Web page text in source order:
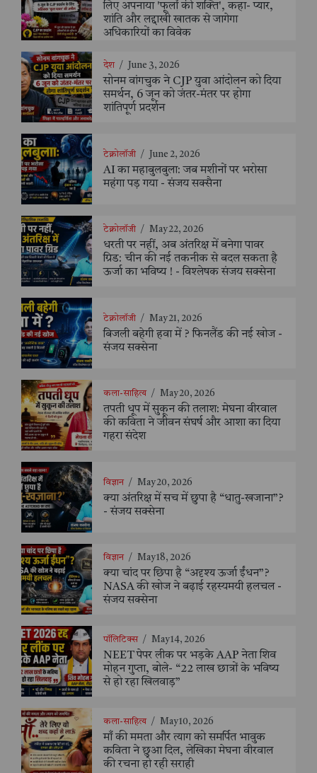
लिए अपनाया 'फूलों की शक्ति', कहा- प्यार,
शांति और लद्दाखी खातक से जागेगा
अधिकारियों का विवेक
देश / June 3, 2026
सोनम वांगचुक ने CJP युवा आंदोलन को दिया
समर्थन, 6 जून को जंतर-मंतर पर होगा
शांतिपूर्ण प्रदर्शन
टेक्नोलॉजी / June 2, 2026
AI का महाबुलबुला: जब मशीनों पर भरोसा
महंगा पड़ गया - संजय सक्सैना
टेक्नोलॉजी / May 22, 2026
धरती पर नहीं, अब अंतरिक्ष में बनेगा पावर
ग्रिड: चीन की नई तकनीक से बदल सकता है
ऊर्जा का भविष्य ! - विश्लेषक संजय सक्सेना
टेक्नोलॉजी / May 21, 2026
बिजली बहेगी हवा में ? फिनलैंड की नई खोज -
संजय सक्सेना
कला-साहित्य / May 20, 2026
तपती धूप में सुकून की तलाश: मेघना वीरवाल
की कविता ने जीवन संघर्ष और आशा का दिया
गहरा संदेश
विज्ञान / May 20, 2026
क्या अंतरिक्ष में सच में छुपा है “धातु-खजाना”?
- संजय सक्सेना
विज्ञान / May 18, 2026
क्या चांद पर छिपा है “अदृश्य ऊर्जा ईंधन”?
NASA की खोज ने बढ़ाई रहस्यमयी हलचल -
संजय सक्सेना
पॉलिटिक्स / May 14, 2026
NEET पेपर लीक पर भड़के AAP नेता शिव
मोहन गुप्ता, बोले- “22 लाख छात्रों के भविष्य
से हो रहा खिलवाड़”
कला-साहित्य / May 10, 2026
माँ की ममता और त्याग को समर्पित भावुक
कविता ने छुआ दिल, लेखिका मेघना वीरवाल
की रचना हो रही सराही